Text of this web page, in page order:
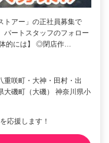
トアー」の正社員募集で
パートスタッフのフォロー
的には】 ◎閉店作…
重咲町・大神・田村・出
大磯町（大磯） 神奈川県小
応援します！